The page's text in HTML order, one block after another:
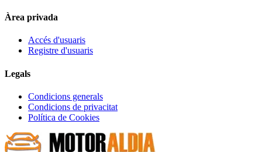
Àrea privada
Accés d'usuaris
Registre d'usuaris
Legals
Condicions generals
Condicions de privacitat
Política de Cookies